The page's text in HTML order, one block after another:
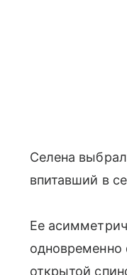
Селена
впитавший в
Ее
одновременно
открытой